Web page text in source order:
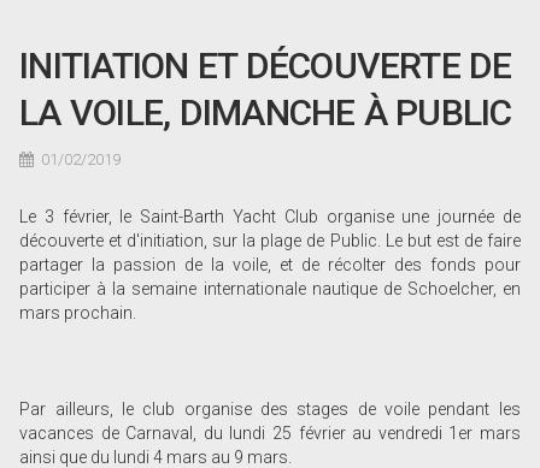
INITIATION ET DÉCOUVERTE DE
LA VOILE, DIMANCHE À PUBLIC
01/02/2019
Le 3 février, le Saint-Barth Yacht Club organise une journée de
découverte et d'initiation, sur la plage de Public. Le but est de faire
partager la passion de la voile, et de récolter des fonds pour
participer à la semaine internationale nautique de Schoelcher, en
mars prochain.
Par ailleurs, le club organise des stages de voile pendant les
vacances de Carnaval, du lundi 25 février au vendredi 1er mars
ainsi que du lundi 4 mars au 9 mars.